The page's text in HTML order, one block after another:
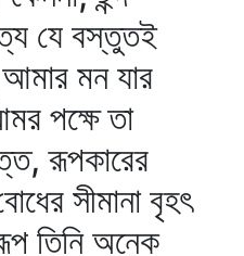
যে বস্তুতই
মন যার
পক্ষে তা
রূপকারের
সীমানা বৃহৎ
তিনি অনেক